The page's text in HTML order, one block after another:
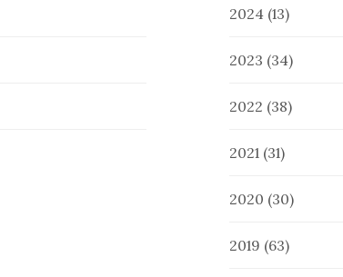
2024 (13)
2023 (34)
2022 (38)
2021 (31)
2020 (30)
2019 (63)